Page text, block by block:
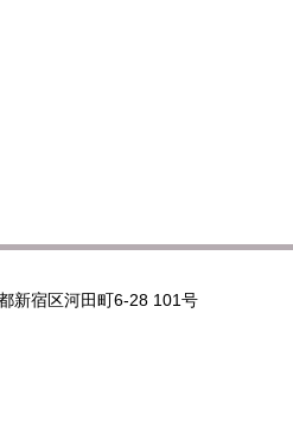
新宿区河田町6-28 101号